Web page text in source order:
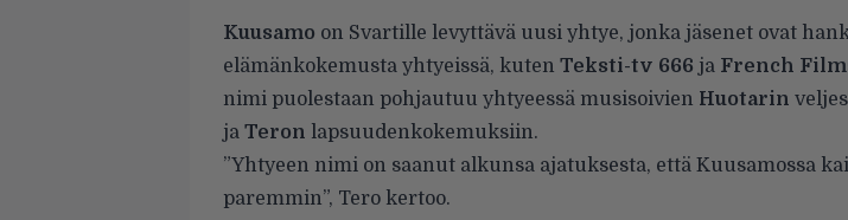
Kuusamo on Svartille levyttävä uusi yhtye, jonka jäsenet ovat
elämänkokemusta yhtyeissä, kuten Teksti-tv 666 ja French
nimi puolestaan pohjautuu yhtyeessä musisoivien Huotarin
ja Teron lapsuudenkokemuksiin.
”Yhtyeen nimi on saanut alkunsa ajatuksesta, että Kuusamossa
paremmin”, Tero kertoo.